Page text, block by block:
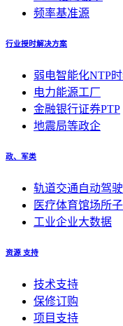
频率基准源
行业授时解决方案
弱电智能化NTP
电力能源工厂
金融银行证券PTP
地震局等政企
政、军类
轨道交通自动驾驶
医疗体育馆场所
工业企业大数据
资源 支持
技术支持
保修订购
项目支持